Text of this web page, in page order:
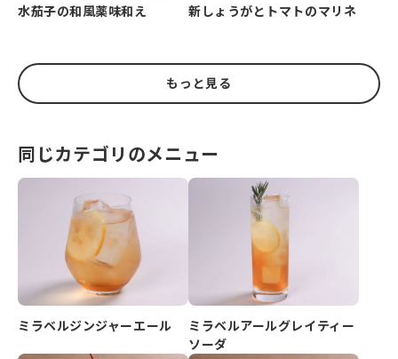
水茄子の和風薬味和え 新しょうがとトマトのマリネ
もっと見る
同じカテゴリのメニュー
ミラベルジンジャーエール
ミラベルアールグレイティー
ソーダ